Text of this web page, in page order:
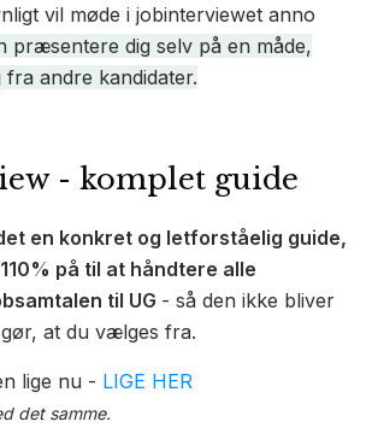
vil møde i jobinterviewet anno
præsentere dig selv på en måde,
fra andre kandidater.
- komplet guide
en konkret og letforståelig guide,
på til at håndtere alle
til UG - så den ikke bliver
at du vælges fra.
lige nu - LIGE HER
det samme.